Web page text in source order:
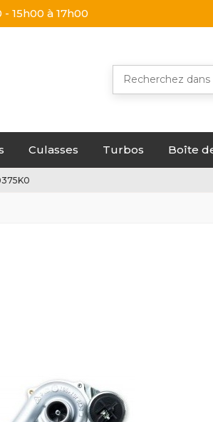
15h00 à 17h00
Culasses Turbos Boîte